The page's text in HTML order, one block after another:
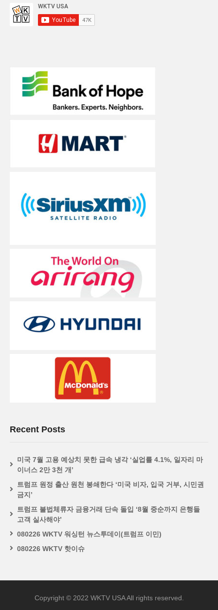
Recent Posts
미국 7월 고용 예상치 못한 급속 냉각 ‘실업률 4.1%, 일자리 마
이너스 2만 3천 개’
트럼프 원정 출산 원천 봉쇄한다 ‘미국 비자, 입국 거부, 시민권
금지’
트럼프 불법체류자 금융거래 단속 돌입 ‘8월 중순까지 은행들
고객 실사해야’
080226 WKTV 워싱턴 뉴스투데이(트럼프 이민)
080226 WKTV 핫이슈
Copyright © 2022 WKTV USA All rights reserved.